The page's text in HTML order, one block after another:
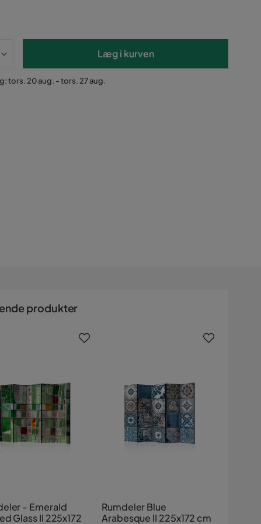
Læg i kurven
tors. 20 aug. - tors. 27 aug.
produkter
- Emerald
Glass II 225x172
Rumdeler Blue
Arabesque II 225x172 cm